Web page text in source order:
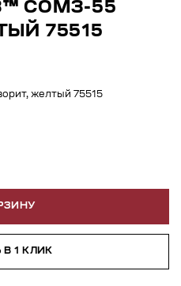
СОМЗ-55
75515
желтый 75515
В 1 КЛИК